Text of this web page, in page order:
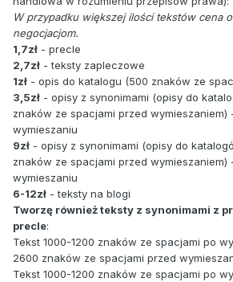
W przypadku większej ilości tekstów cena
negocjacjom.
1,7zł - precle
2,7zł - teksty zapleczowe
1zł - opis do katalogu (500 znaków ze
3,5zł - opisy z synonimami (opisy do
znaków ze spacjami przed
wymieszaniu
9zł - opisy z synonimami (opisy do
znaków ze spacjami przed
wymieszaniu
6-12zł - teksty na blogi
Tworzę również teksty z synonimami z
precle:
Tekst 1000-1200 znaków ze spacjami po
2600 znaków ze spacjami przed
Tekst 1000-1200 znaków ze spacjami po